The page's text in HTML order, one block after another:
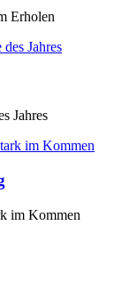
Erholen
Jahres
im Kommen